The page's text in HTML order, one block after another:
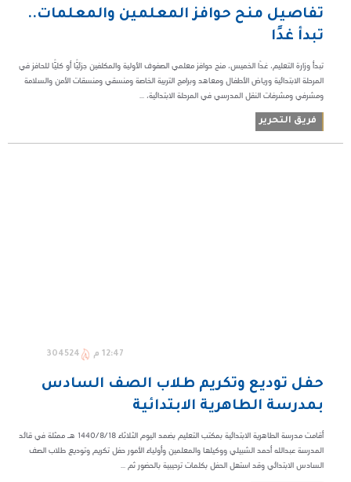
تفاصيل منح حوافز المعلمين والمعلمات..
تبدأ غدًا
تبدأ وزارة التعليم، غدًا الخميس، منح حوافز معلمي الصفوف الأولية والمكلفين جزئيًّا أو كليًّا للحافز في
المرحلة الابتدائية ورياض الأطفال ومعاهد وبرامج التربية الخاصة ومنسقي ومنسقات الأمن والسلامة
ومشرفي ومشرفات النقل المدرسي في المرحلة الابتدائية، ...
فريق التحرير
12:47 م 304524
حفل توديع وتكريم طلاب الصف السادس
بمدرسة الطاهرية الابتدائية
أقامت مدرسة الطاهرية الابتدائية بمكتب التعليم بضمد اليوم الثلاثاء ١٤٤٠/٨/١٨ هـ ممثلة في قائد
المدرسة عبدالله أحمد الشبيلي ووكيلها والمعلمين وأولياء الأمور حفل تكريم وتوديع طلاب الصف
السادس الابتدائي وقد استهل الحفل بكلمات ترحيبية بالحضور ثم ...